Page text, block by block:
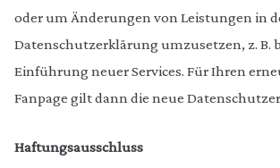
oder um Änderungen von Leistungen in
Datenschutzerklärung umzusetzen, z. B.
Einführung neuer Services. Für Ihren
Fanpage gilt dann die neue
Haftungsausschluss